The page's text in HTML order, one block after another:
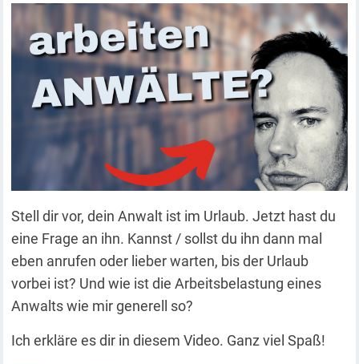
Stell dir vor, dein Anwalt ist im Urlaub. Jetzt hast du
eine Frage an ihn. Kannst / sollst du ihn dann mal
eben anrufen oder lieber warten, bis der Urlaub
vorbei ist? Und wie ist die Arbeitsbelastung eines
Anwalts wie mir generell so?
Ich erkläre es dir in diesem Video. Ganz viel Spaß!